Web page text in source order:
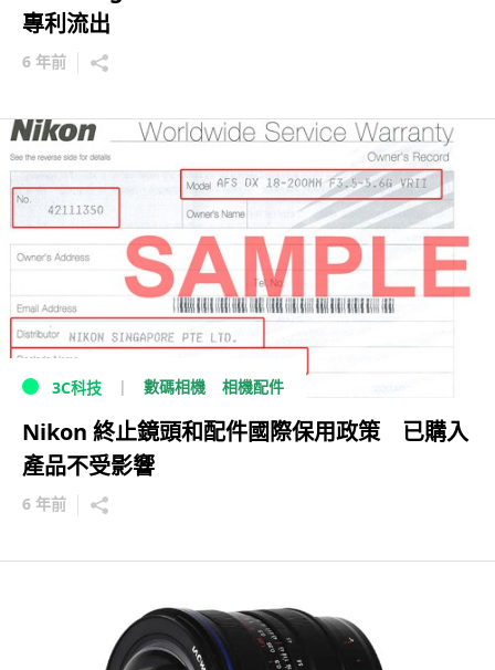
專利流出
6 年前
3C科技 數碼相機 相機配件
Nikon 終止鏡頭和配件國際保用政策 已購入
產品不受影響
6 年前